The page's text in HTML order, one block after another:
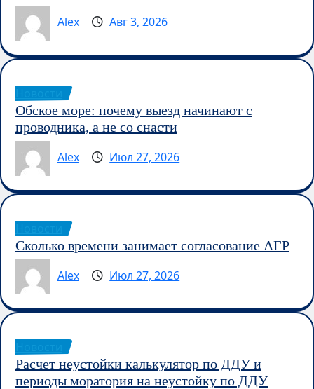
Alex Авг 3, 2026
Обское море: почему выезд начинают с
проводника, а не со снасти
Alex
Июл 27, 2026
Сколько времени занимает согласование АГР
Alex
Июл 27, 2026
Расчет неустойки калькулятор по ДДУ и
периоды моратория на неустойку по ДДУ